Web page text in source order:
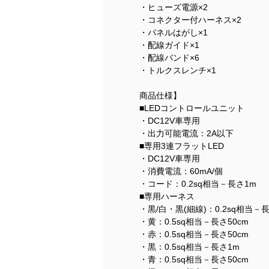
・ヒューズ電源×2
・コネクター付ハーネス×2
・パネルはがし×1
・配線ガイド×1
・配線バンド×6
・トルクスレンチ×1
商品仕様】
■LEDコントロールユニット
・DC12V車専用
・出力可能電流：2A以下
■専用3連フラットLED
・DC12V車専用
・消費電流：60mA/個
・コード：0.2sq相当－長さ1m
■専用ハーネス
・黒/白・黒(細線)：0.2sq相当－
・黄：0.5sq相当－長さ50cm
・赤：0.5sq相当－長さ50cm
・黒：0.5sq相当－長さ1m
・青：0.5sq相当－長さ50cm